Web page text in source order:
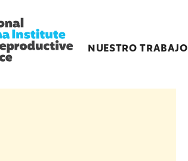
NUESTRO TRABAJO